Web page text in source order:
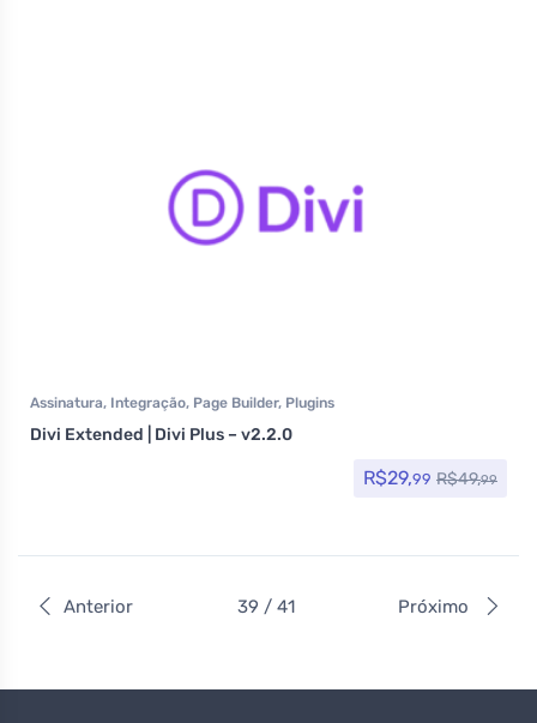
Assinatura, Integração, Page Builder, Plugins
Divi Extended | Divi Plus – v2.2.0
R$29,99 R$49,99
Anterior 39 / 41 Próximo